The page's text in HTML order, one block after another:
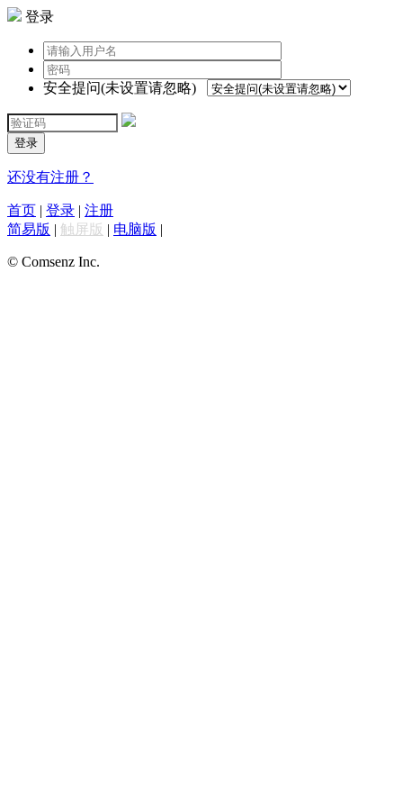
登录
安全提问(未设置请忽略)
登录
还没有注册？
首页 | 登录 | 注册
简易版 | 触屏版 | 电脑版 |
© Comsenz Inc.